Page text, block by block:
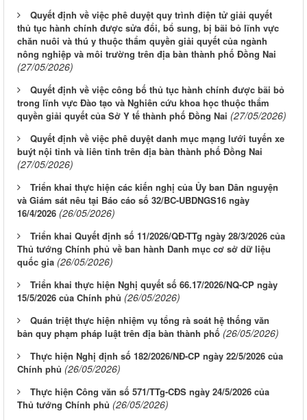
Quyết định về việc phê duyệt quy trình điện tử giải quyết
thủ tục hành chính được sửa đổi, bổ sung, bị bãi bỏ lĩnh vực
chăn nuôi và thú y thuộc thẩm quyền giải quyết của ngành
nông nghiệp và môi trường trên địa bàn thành phố Đồng Nai
(27/05/2026)
Quyết định về việc công bố thủ tục hành chính được bãi bỏ
trong lĩnh vực Đào tạo và Nghiên cứu khoa học thuộc thẩm
quyền giải quyết của Sở Y tế thành phố Đồng Nai (27/05/2026)
Quyết định về việc phê duyệt danh mục mạng lưới tuyến xe
buýt nội tỉnh và liên tỉnh trên địa bàn thành phố Đồng Nai
(27/05/2026)
Triển khai thực hiện các kiến nghị của Ủy ban Dân nguyện
và Giám sát nêu tại Báo cáo số 32/BC-UBDNGS16 ngày
16/4/2026 (26/05/2026)
Triển khai Quyết định số 11/2026/QĐ-TTg ngày 28/3/2026 của
Thủ tướng Chính phủ về ban hành Danh mục cơ sở dữ liệu
quốc gia (26/05/2026)
Triển khai thực hiện Nghị quyết số 66.17/2026/NQ-CP ngày
15/5/2026 của Chính phủ (26/05/2026)
Quán triệt thực hiện nhiệm vụ tổng rà soát hệ thống văn
bản quy phạm pháp luật trên địa bàn thành phố (26/05/2026)
Thực hiện Nghị định số 182/2026/NĐ-CP ngày 22/5/2026 của
Chính phủ (26/05/2026)
Thực hiện Công văn số 571/TTg-CĐS ngày 24/5/2026 của
Thủ tướng Chính phủ (26/05/2026)